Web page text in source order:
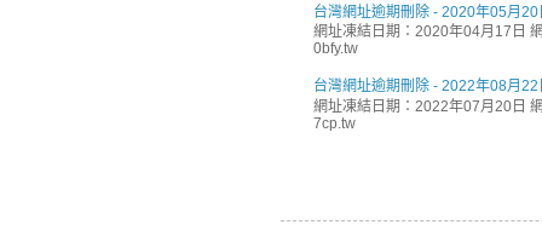
台灣網址逾期刪除 - 2020年05月20
網址凍結日期：2020年04月17日
0bfy.tw
台灣網址逾期刪除 - 2022年08月22
網址凍結日期：2022年07月20日
7cp.tw